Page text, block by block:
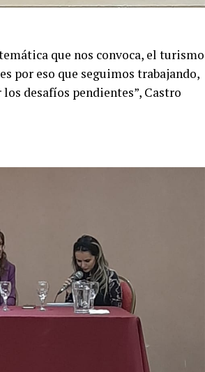
que nos convoca, el turismo
por eso que seguimos trabajando,
desafíos pendientes”, Castro